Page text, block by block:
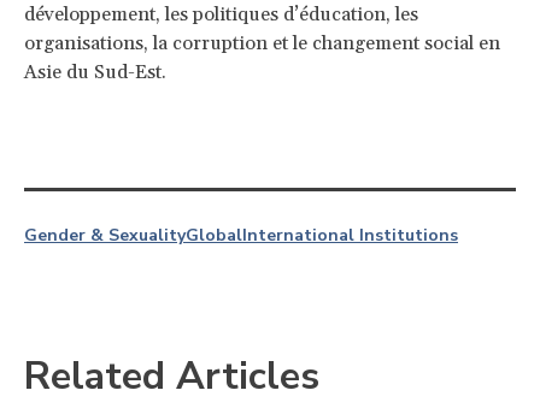
développement, les politiques d’éducation, les
organisations, la corruption et le changement social en
Asie du Sud-Est.
Gender & SexualityGlobalInternational Institutions
Related Articles